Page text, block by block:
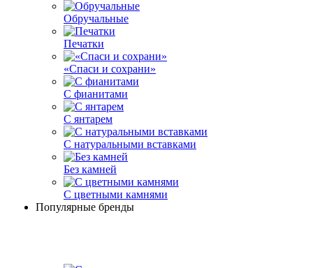
Обручальные
Печатки
«Спаси и сохрани»
С фианитами
С янтарем
С натуральными вставками
Без камней
С цветными камнями
Популярные бренды